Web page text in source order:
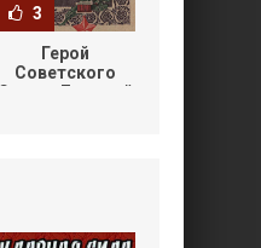
3
Герой
Советского
Союза Дмитрий